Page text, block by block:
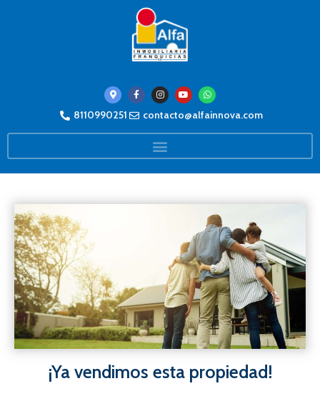
8110990251 contacto@alfainnova.com
¡Ya vendimos esta propiedad!